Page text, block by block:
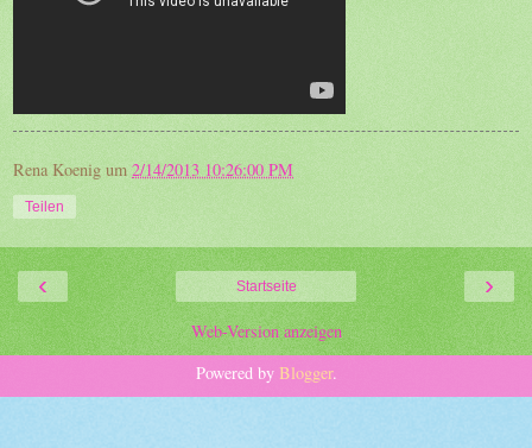
Rena Koenig um 2/14/2013 10:26:00 PM
Teilen
‹ ›
Startseite
Web-Version anzeigen
Powered by Blogger.